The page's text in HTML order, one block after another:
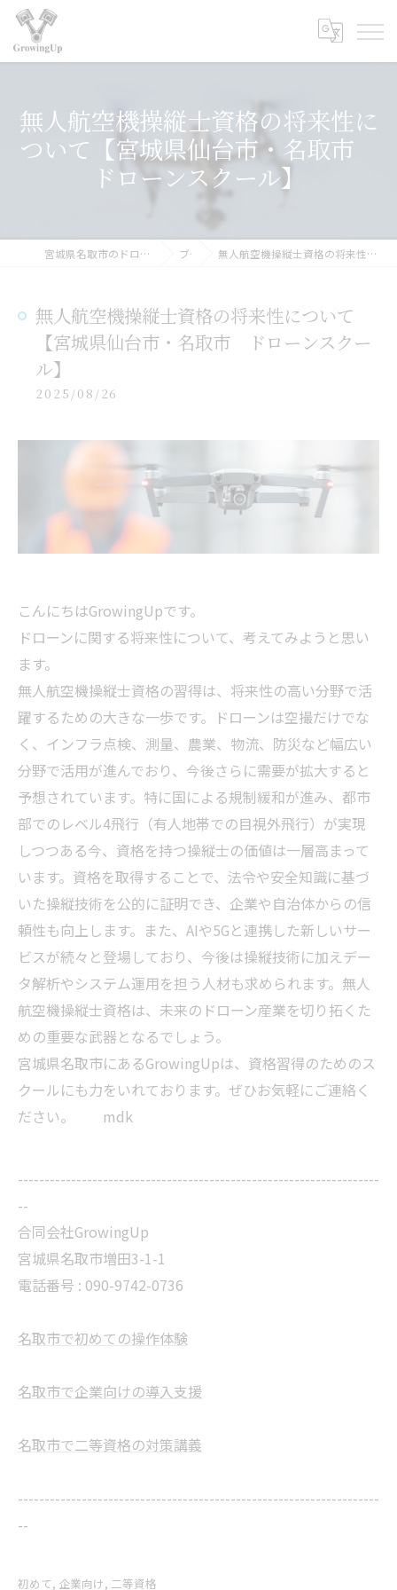
無人航空機操縦士資格の将来性に
ついて【宮城県仙台市・名取市
ドローンスクール】
宮城県名取市のドローンスクールなら合同会社GrowingUp ブログ 無人航空機操縦士資格の将来性について【宮城県仙台市・名取市 ドローンスクール】
無人航空機操縦士資格の将来性について
【宮城県仙台市・名取市 ドローンスクー
ル】
2025/08/26
こんにちはGrowingUpです。
ドローンに関する将来性について、考えてみようと思い
ます。
無人航空機操縦士資格の習得は、将来性の高い分野で活
躍するための大きな一歩です。ドローンは空撮だけでな
く、インフラ点検、測量、農業、物流、防災など幅広い
分野で活用が進んでおり、今後さらに需要が拡大すると
予想されています。特に国による規制緩和が進み、都市
部でのレベル4飛行（有人地帯での目視外飛行）が実現
しつつある今、資格を持つ操縦士の価値は一層高まって
います。資格を取得することで、法令や安全知識に基づ
いた操縦技術を公的に証明でき、企業や自治体からの信
頼性も向上します。また、AIや5Gと連携した新しいサー
ビスが続々と登場しており、今後は操縦技術に加えデー
タ解析やシステム運用を担う人材も求められます。無人
航空機操縦士資格は、未来のドローン産業を切り拓くた
めの重要な武器となるでしょう。
宮城県名取市にあるGrowingUpは、資格習得のためのス
クールにも力をいれております。ぜひお気軽にご連絡く
ださい。 mdk
--------------------------------------------------------------------
--
合同会社GrowingUp
宮城県名取市増田3-1-1
電話番号 : 090-9742-0736
名取市で初めての操作体験
名取市で企業向けの導入支援
名取市で二等資格の対策講義
--------------------------------------------------------------------
--
初めて 企業向け 二等資格